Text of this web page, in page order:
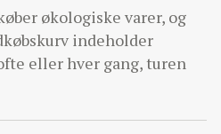
økologiske varer, og
indeholder
eller hver gang, turen